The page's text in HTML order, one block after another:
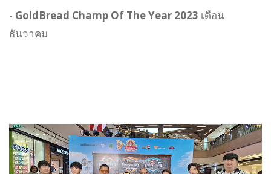
- GoldBread Champ Of The Year 2023 เดือน
ธันวาคม